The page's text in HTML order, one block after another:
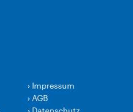
› Impressum
› AGB